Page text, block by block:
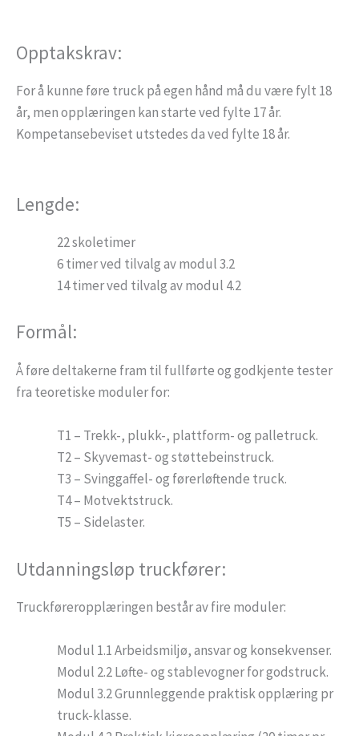
Opptakskrav:
For å kunne føre truck på egen hånd må du være fylt 18
år, men opplæringen kan starte ved fylte 17 år.
Kompetansebeviset utstedes da ved fylte 18 år.
Lengde:
22 skoletimer
6 timer ved tilvalg av modul 3.2
14 timer ved tilvalg av modul 4.2
Formål:
Å føre deltakerne fram til fullførte og godkjente tester
fra teoretiske moduler for:
T1 – Trekk-, plukk-, plattform- og palletruck.
T2 – Skyvemast- og støttebeinstruck.
T3 – Svinggaffel- og førerløftende truck.
T4 – Motvektstruck.
T5 – Sidelaster.
Utdanningsløp truckfører:
Truckføreropplæringen består av fire moduler:
Modul 1.1 Arbeidsmiljø, ansvar og konsekvenser.
Modul 2.2 Løfte- og stablevogner for godstruck.
Modul 3.2 Grunnleggende praktisk opplæring pr
truck-klasse.